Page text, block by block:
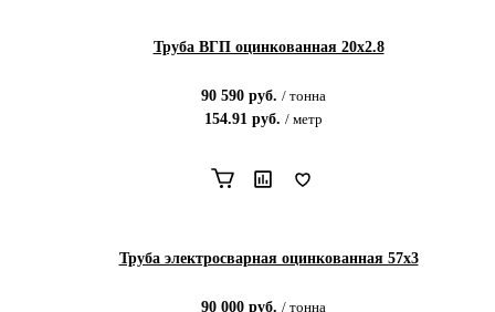
Труба ВГП оцинкованная 20х2.8
90 590руб. / тонна
154.91руб. / метр
Труба электросварная оцинкованная 57х3
90 000руб. / тонна